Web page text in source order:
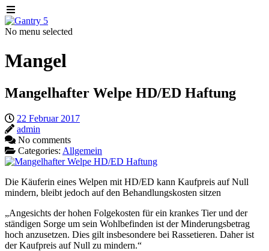
No menu selected
Mangel
Mangelhafter Welpe HD/ED Haftung
22 Februar 2017
admin
No comments
Categories: Allgemein
Die Käuferin eines Welpen mit HD/ED kann Kaufpreis auf Null
mindern, bleibt jedoch auf den Behandlungskosten sitzen
„Angesichts der hohen Folgekosten für ein krankes Tier und der
ständigen Sorge um sein Wohlbefinden ist der Minderungsbetrag
hoch anzusetzen. Dies gilt insbesondere bei Rassetieren. Daher ist
der Kaufpreis auf Null zu mindern.“